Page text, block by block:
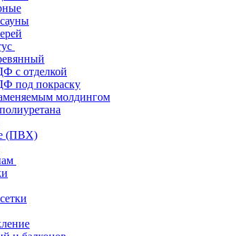
с отделкой
под покраску
молдингом
(ПВХ)